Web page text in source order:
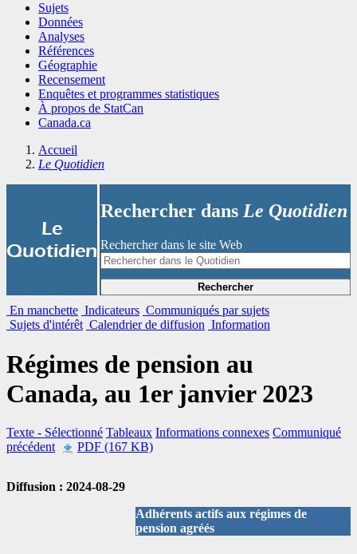
Sujets
Données
Analyses
Références
Géographie
Recensement
Enquêtes et programmes statistiques
À propos de StatCan
Canada.ca
Accueil
Le Quotidien
Le
Quotidien
Rechercher dans Le Quotidien
Rechercher dans le site Web
Rechercher
En manchette Indicateurs Communiqués par sujets
Sujets d'intérêt Calendrier de diffusion Information
Régimes de pension au
Canada, au 1er janvier 2023
Texte - Sélectionné Tableaux Informations connexes Communiqué
précédent
PDF (167 KB)
Diffusion : 2024-08-29
Adhérents actifs aux régimes de
pension agréés